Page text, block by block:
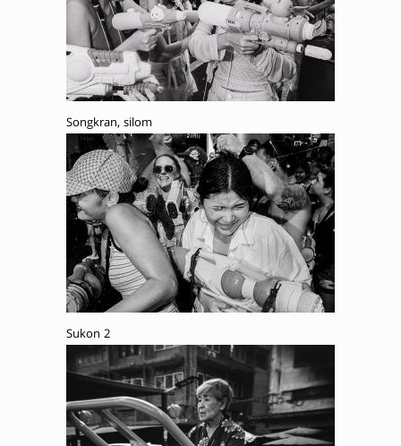
Songkran, silom
Sukon 2